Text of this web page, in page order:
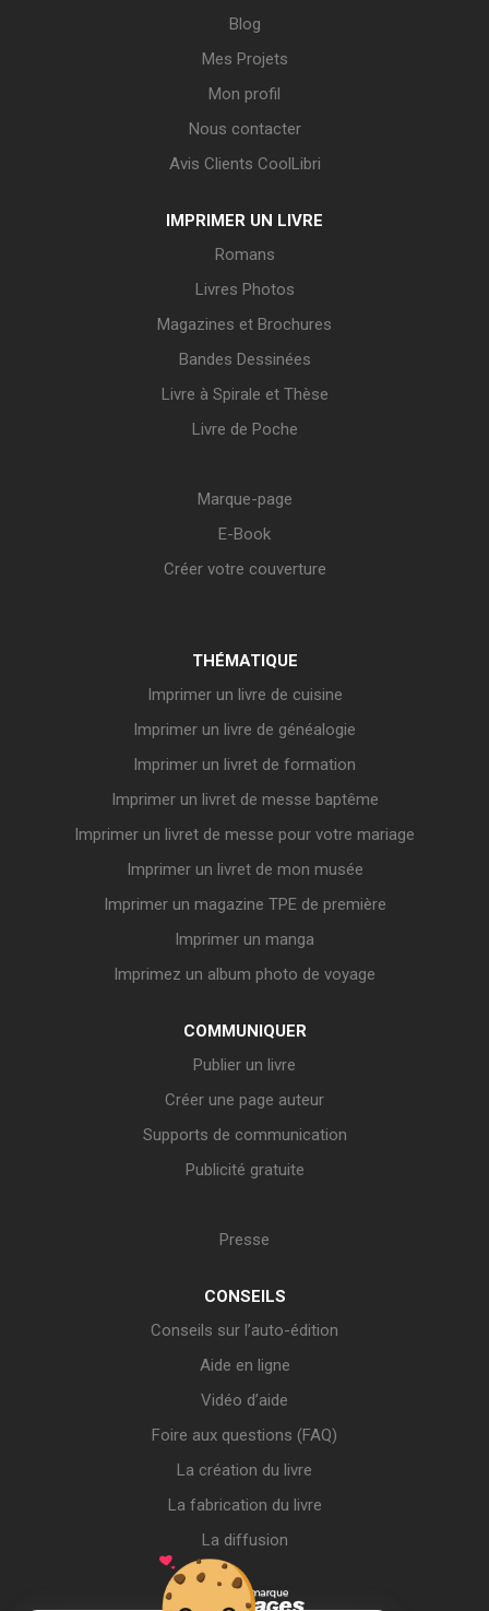
Blog
Mes Projets
Mon profil
Nous contacter
Avis Clients CoolLibri
IMPRIMER UN LIVRE
Romans
Livres Photos
Magazines et Brochures
Bandes Dessinées
Livre à Spirale et Thèse
Livre de Poche
Marque-page
E-Book
Créer votre couverture
THÉMATIQUE
Imprimer un livre de cuisine
Imprimer un livre de généalogie
Imprimer un livret de formation
Imprimer un livret de messe baptême
Imprimer un livret de messe pour votre mariage
Imprimer un livret de mon musée
Imprimer un magazine TPE de première
Imprimer un manga
Imprimez un album photo de voyage
COMMUNIQUER
Publier un livre
Créer une page auteur
Supports de communication
Publicité gratuite
Presse
CONSEILS
Conseils sur l’auto-édition
Aide en ligne
Vidéo d’aide
Foire aux questions (FAQ)
La création du livre
La fabrication du livre
La diffusion